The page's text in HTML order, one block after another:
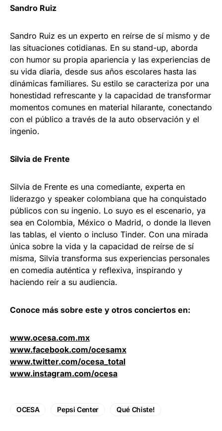
Sandro Ruiz
Sandro Ruiz es un experto en reírse de sí mismo y de
las situaciones cotidianas. En su stand-up, aborda
con humor su propia apariencia y las experiencias de
su vida diaria, desde sus años escolares hasta las
dinámicas familiares. Su estilo se caracteriza por una
honestidad refrescante y la capacidad de transformar
momentos comunes en material hilarante, conectando
con el público a través de la auto observación y el
ingenio.
Silvia de Frente
Silvia de Frente es una comediante, experta en
liderazgo y speaker colombiana que ha conquistado
públicos con su ingenio. Lo suyo es el escenario, ya
sea en Colombia, México o Madrid, o donde la lleven
las tablas, el viento o incluso Tinder. Con una mirada
única sobre la vida y la capacidad de reírse de sí
misma, Silvia transforma sus experiencias personales
en comedia auténtica y reflexiva, inspirando y
haciendo reír a su audiencia.
Conoce más sobre este y otros conciertos en:
www.ocesa.com.mx
www.facebook.com/ocesamx
www.twitter.com/ocesa_total
www.instagram.com/ocesa
OCESA Pepsi Center Qué Chiste!